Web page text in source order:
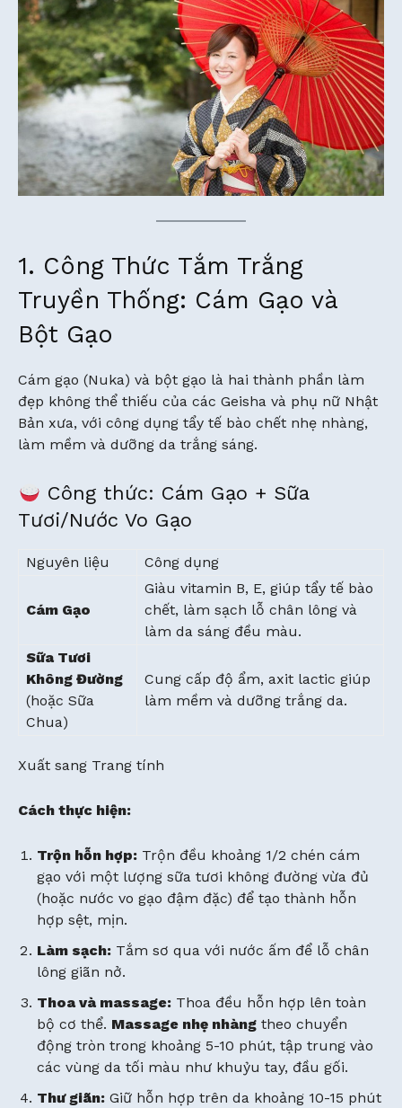
1. Công Thức Tắm Trắng
Truyền Thống: Cám Gạo và
Bột Gạo
Cám gạo (Nuka) và bột gạo là hai thành phần làm
đẹp không thể thiếu của các Geisha và phụ nữ Nhật
Bản xưa, với công dụng tẩy tế bào chết nhẹ nhàng,
làm mềm và dưỡng da trắng sáng.
Công thức: Cám Gạo + Sữa
Tươi/Nước Vo Gạo
Nguyên liệu Công dụng
Cám Gạo
Giàu vitamin B, E, giúp tẩy tế bào
chết, làm sạch lỗ chân lông và
làm da sáng đều màu.
Sữa Tươi
Không Đường
(hoặc Sữa
Chua)
Cung cấp độ ẩm, axit lactic giúp
làm mềm và dưỡng trắng da.
Xuất sang Trang tính
Cách thực hiện:
Trộn hỗn hợp: Trộn đều khoảng 1/2 chén cám
gạo với một lượng sữa tươi không đường vừa đủ
(hoặc nước vo gạo đậm đặc) để tạo thành hỗn
hợp sệt, mịn.
Làm sạch: Tắm sơ qua với nước ấm để lỗ chân
lông giãn nở.
Thoa và massage: Thoa đều hỗn hợp lên toàn
bộ cơ thể. Massage nhẹ nhàng theo chuyển
động tròn trong khoảng 5-10 phút, tập trung vào
các vùng da tối màu như khuỷu tay, đầu gối.
Thư giãn: Giữ hỗn hợp trên da khoảng 10-15 phút